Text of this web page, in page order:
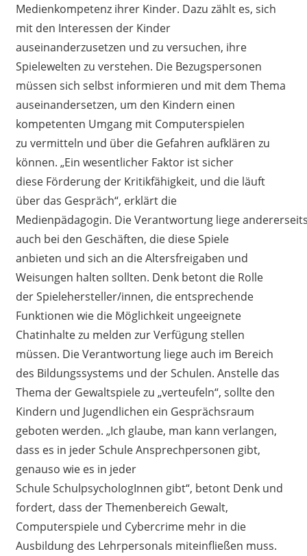
Medienkompetenz ihrer Kinder. Dazu zählt es, sich
mit den Interessen der Kinder
auseinanderzusetzen und zu versuchen, ihre
Spielewelten zu verstehen. Die Bezugspersonen
müssen sich selbst informieren und mit dem Thema
auseinandersetzen, um den Kindern einen
kompetenten Umgang mit Computerspielen
zu vermitteln und über die Gefahren aufklären zu
können. „Ein wesentlicher Faktor ist sicher
dieseFörderung derKritikfähigkeit, und die läuft
über das Gespräch“, erklärtdie
Medienpädagogin. Die Verantwortung liege
auch bei den Geschäften, die diese Spiele
anbieten und sich an die Altersfreigaben und
Weisungen halten sollten. Denk betont die Rolle
derSpielehersteller/innen, die entsprechende
Funktionen wie die Möglichkeit ungeeignete
Chatinhaltezu melden zur Verfügung stellen
müssen. Die Verantwortung liege auch im Bereich
des Bildungssystems und derSchulen. Anstelle das
Thema der Gewaltspiele zu „verteufeln“, sollte den
Kindern und Jugendlichen ein Gesprächsraum
geboten werden. „Ich glaube, man kann verlangen,
dass es in jeder Schule Ansprechpersonen gibt,
genauso wie es in jeder
Schule SchulpsychologInnen gibt“, betont Denk und
fordert, dass der Themenbereich Gewalt,
Computerspiele und Cybercrime mehr in die
Ausbildung des Lehrpersonals miteinfließen muss.